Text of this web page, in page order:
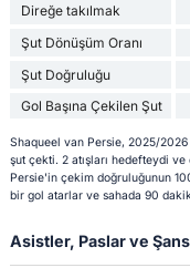
Direğe takılmak
Şut Dönüşüm Oranı
Şut Doğruluğu
Gol Başına Çekilen Şut
Shaqueel van Persie, 2025/
şut çekti. 2 atışları hedefteydi ve
Persie'in çekim doğruluğunun
bir gol atarlar ve sahada 90
Asistler, Paslar ve